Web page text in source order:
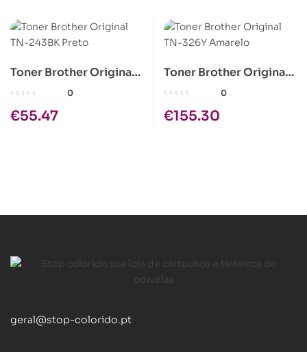
Toner Brother Original
TN-243BK Preto
0
€55.47
Toner Brother Original
TN-326Y Amarelo
0
€155.30
geral@stop-colorido.pt